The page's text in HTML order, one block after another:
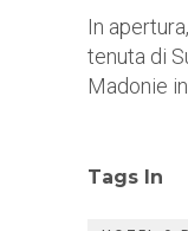
In
tenuta di
Madonie
Tags In